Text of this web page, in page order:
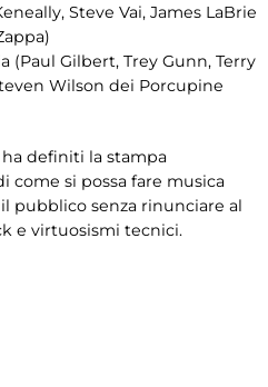
Steve Vai, James LaBrie
(Paul Gilbert, Trey Gunn, Terry
Wilson dei Porcupine
definiti la stampa
come si possa fare musica
pubblico senza rinunciare al
e virtuosismi tecnici.